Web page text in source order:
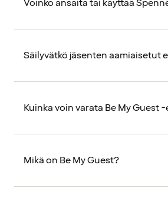
Voinko ansaita tai käyttää
Säilyvätkö jäsenten aamiaisetut
Kuinka voin varata Be My Guest
Mikä on Be My Guest?